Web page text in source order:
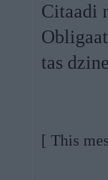
Citaadi
tas
[ This